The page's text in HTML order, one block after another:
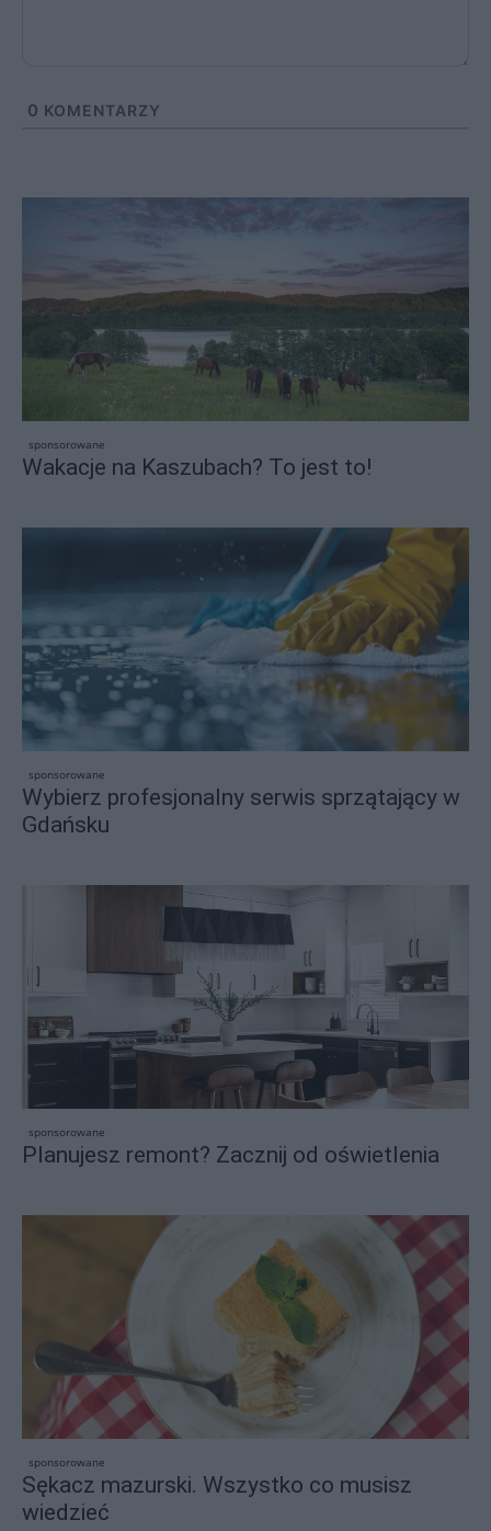
0 KOMENTARZY
sponsorowane
Wakacje na Kaszubach? To jest to!
sponsorowane
Wybierz profesjonalny serwis sprzątający w
Gdańsku
sponsorowane
Planujesz remont? Zacznij od oświetlenia
sponsorowane
Sękacz mazurski. Wszystko co musisz
wiedzieć